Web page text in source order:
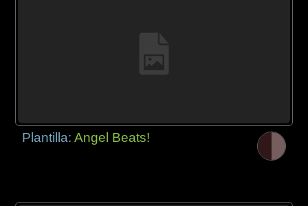
Plantilla:Angel Beats!